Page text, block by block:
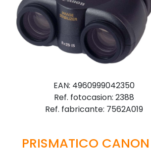
EAN: 4960999042350
Ref. fotocasion: 2388
Ref. fabricante: 7562A019
PRISMATICO